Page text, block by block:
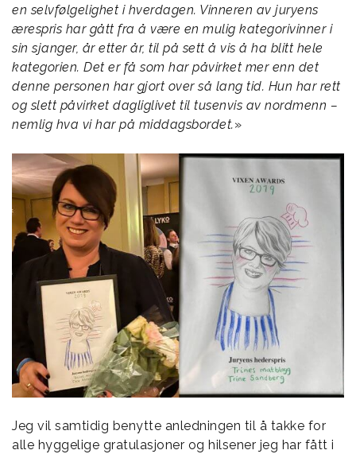
en selvfølgelighet i hverdagen. Vinneren av juryens
ærespris har gått fra å være en mulig kategorivinner i
sin sjanger, år etter år, til på sett å vis å ha blitt hele
kategorien. Det er få som har påvirket mer enn det
denne personen har gjort over så lang tid. Hun har rett
og slett påvirket dagliglivet til tusenvis av nordmenn –
nemlig hva vi har på middagsbordet.»
Jeg vil samtidig benytte anledningen til å takke for
alle hyggelige gratulasjoner og hilsener jeg har fått i